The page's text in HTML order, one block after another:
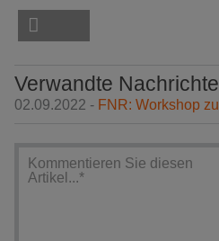
Verwandte
02.09.2022 - FNR: Workshop